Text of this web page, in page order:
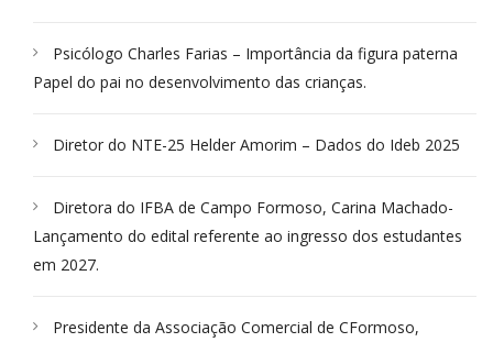
Psicólogo Charles Farias – Importância da figura paterna
Papel do pai no desenvolvimento das crianças.
Diretor do NTE-25 Helder Amorim – Dados do Ideb 2025
Diretora do IFBA de Campo Formoso, Carina Machado-
Lançamento do edital referente ao ingresso dos estudantes
em 2027.
Presidente da Associação Comercial de CFormoso,